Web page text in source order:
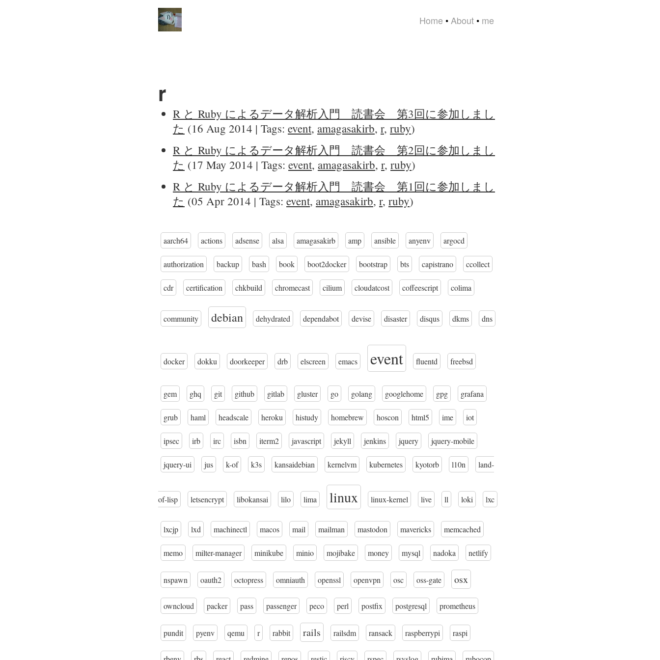
Home • About • me
r
R と Ruby によるデータ解析入門 読書会 第3回に参加しまし
た (16 Aug 2014 | Tags: event, amagasakirb, r, ruby)
R と Ruby によるデータ解析入門 読書会 第2回に参加しまし
た (17 May 2014 | Tags: event, amagasakirb, r, ruby)
R と Ruby によるデータ解析入門 読書会 第1回に参加しまし
た (05 Apr 2014 | Tags: event, amagasakirb, r, ruby)
aarch64 actions adsense alsa amagasakirb amp ansible anyenv argocd
authorization backup bash book boot2docker bootstrap bts capistrano ccollect
cdr certification chkbuild chromecast cilium cloudatcost coffeescript colima
community debian dehydrated dependabot devise disaster disqus dkms dns
docker dokku doorkeeper drb elscreen emacs event fluentd freebsd
gem ghq git github gitlab gluster go golang googlehome gpg grafana
grub haml headscale heroku histudy homebrew hoscon html5 ime iot
ipsec irb irc isbn iterm2 javascript jekyll jenkins jquery jquery-mobile
jquery-ui jus k-of k3s kansaidebian kernelvm kubernetes kyotorb l10n land-
of-lisp letsencrypt libokansai lilo lima linux linux-kernel live ll loki lxc
lxcjp lxd machinectl macos mail mailman mastodon mavericks memcached
memo milter-manager minikube minio mojibake money mysql nadoka netlify
nspawn oauth2 octopress omniauth openssl openvpn osc oss-gate osx
owncloud packer pass passenger peco perl postfix postgresql prometheus
pundit pyenv qemu r rabbit rails railsdm ransack raspberrypi raspi